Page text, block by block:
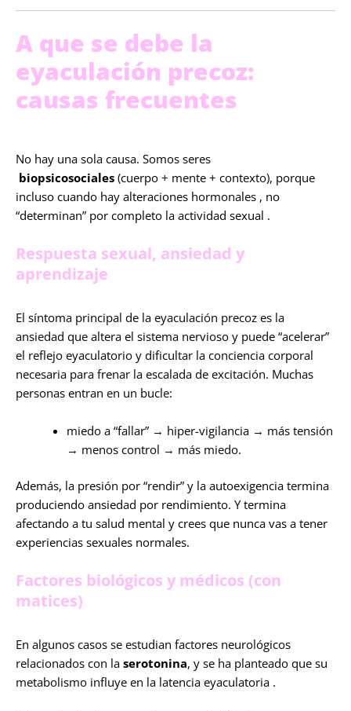
A que se debe la
eyaculación precoz:
causas frecuentes
No hay una sola causa. Somos seres
biopsicosociales (cuerpo + mente + contexto), porque
incluso cuando hay alteraciones hormonales , no
“determinan” por completo la actividad sexual .
Respuesta sexual, ansiedad y
aprendizaje
El síntoma principal de la eyaculación precoz es la
ansiedad que altera el sistema nervioso y puede “acelerar”
el reflejo eyaculatorio y dificultar la conciencia corporal
necesaria para frenar la escalada de excitación. Muchas
personas entran en un bucle:
miedo a “fallar” → hiper-vigilancia → más tensión
→ menos control → más miedo.
Además, la presión por “rendir” y la autoexigencia termina
produciendo ansiedad por rendimiento. Y termina
afectando a tu salud mental y crees que nunca vas a tener
experiencias sexuales normales.
Factores biológicos y médicos (con
matices)
En algunos casos se estudian factores neurológicos
relacionados con la serotonina, y se ha planteado que su
metabolismo influye en la latencia eyaculatoria .